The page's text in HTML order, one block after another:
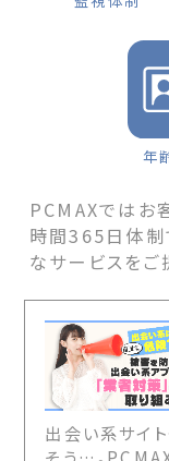
年
PCMAXではお
時間365日体制
なサービスをご
出会い系サイ